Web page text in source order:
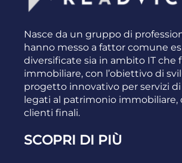
Nasce da un gruppo di
hanno messo a fattor comune
diversificate sia in ambito IT che
immobiliare, con l’obiettivo di
progetto innovativo per servizi
legati al patrimonio immobiliare,
clienti finali.
SCOPRI DI PIÙ